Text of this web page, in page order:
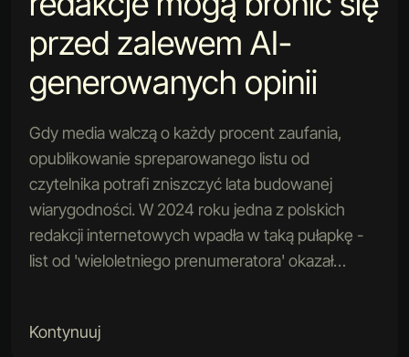
przed zalewem AI-
generowanych opinii
Gdy media walczą o każdy procent zaufania,
opublikowanie spreparowanego listu od
czytelnika potrafi zniszczyć lata budowanej
wiarygodności. W 2024 roku jedna z polskich
redakcji internetowych wpadła w taką pułapkę -
list od 'wieloletniego prenumeratora' okazał…
Kontynuuj